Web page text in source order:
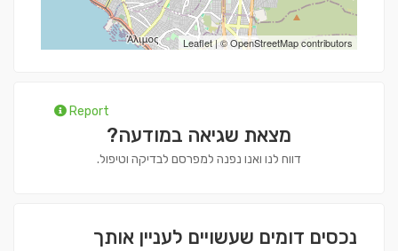
Leaflet| ©OpenStreetMapcontributors
Report
מצאת שגיאה במודעה?
דווח לנו ואנו נפנה למפרסם לבדיקה וטיפול.
נכסים דומים שעשויים לעניין אותך